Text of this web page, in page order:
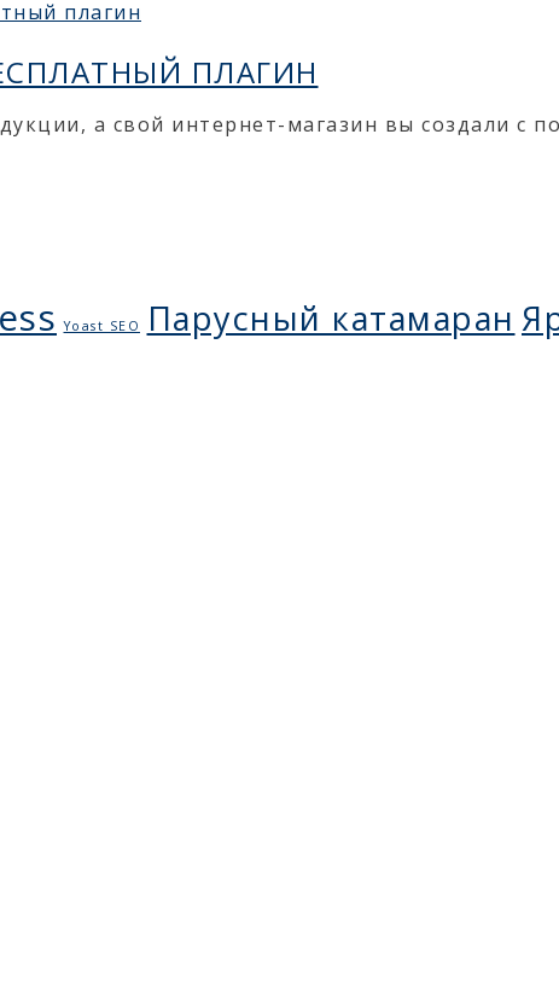
ПЛАГИН
а свой интернет-магазин вы создали с
Yoast SEO Парусный катамаран